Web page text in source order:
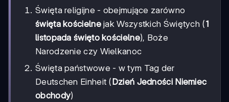
Święta religijne - obejmujące zarówno
święta kościelnejak Wszystkich Świętych (1
listopada święto kościelne), Boże
Narodzenie czy Wielkanoc
Święta państwowe - w tym Tag der
Deutschen Einheit ( Dzień Jedności Niemiec
obchody)